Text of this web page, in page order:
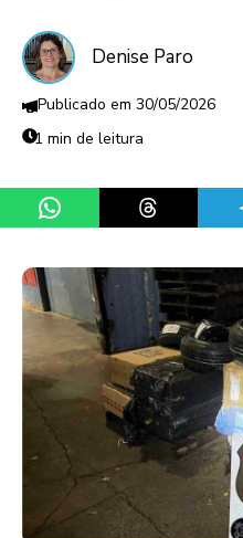
Denise Paro
30/05/2026
1 min de leitura
Share on WhatsApp
Share on